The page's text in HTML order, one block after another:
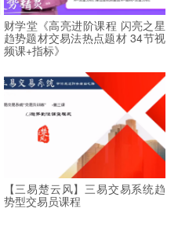
财学堂《高亮进阶课程 闪亮之星
趋势题材交易法热点题材 34节视
频课+指标》
【三易楚云风】三易交易系统趋
势型交易员课程